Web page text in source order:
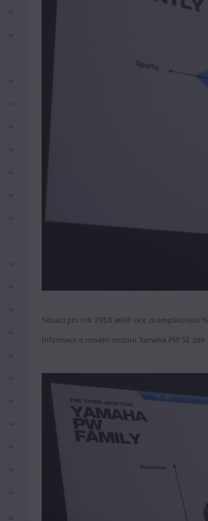
Situaci pro rok 2018 ještě více zkomplikovala
Informace o novém motoru Yamaha PW SE zde